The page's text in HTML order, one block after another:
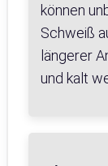
können
Schweiß
längerer
und kalt